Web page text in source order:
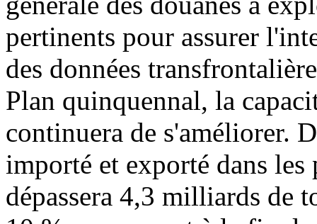
pertinents pour assurer
des données
Plan quinquennal, la
continuera de s'améliorer.
importé et exporté dans
dépassera 4,3 milliards de